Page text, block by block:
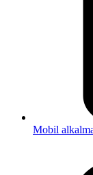
Mobil